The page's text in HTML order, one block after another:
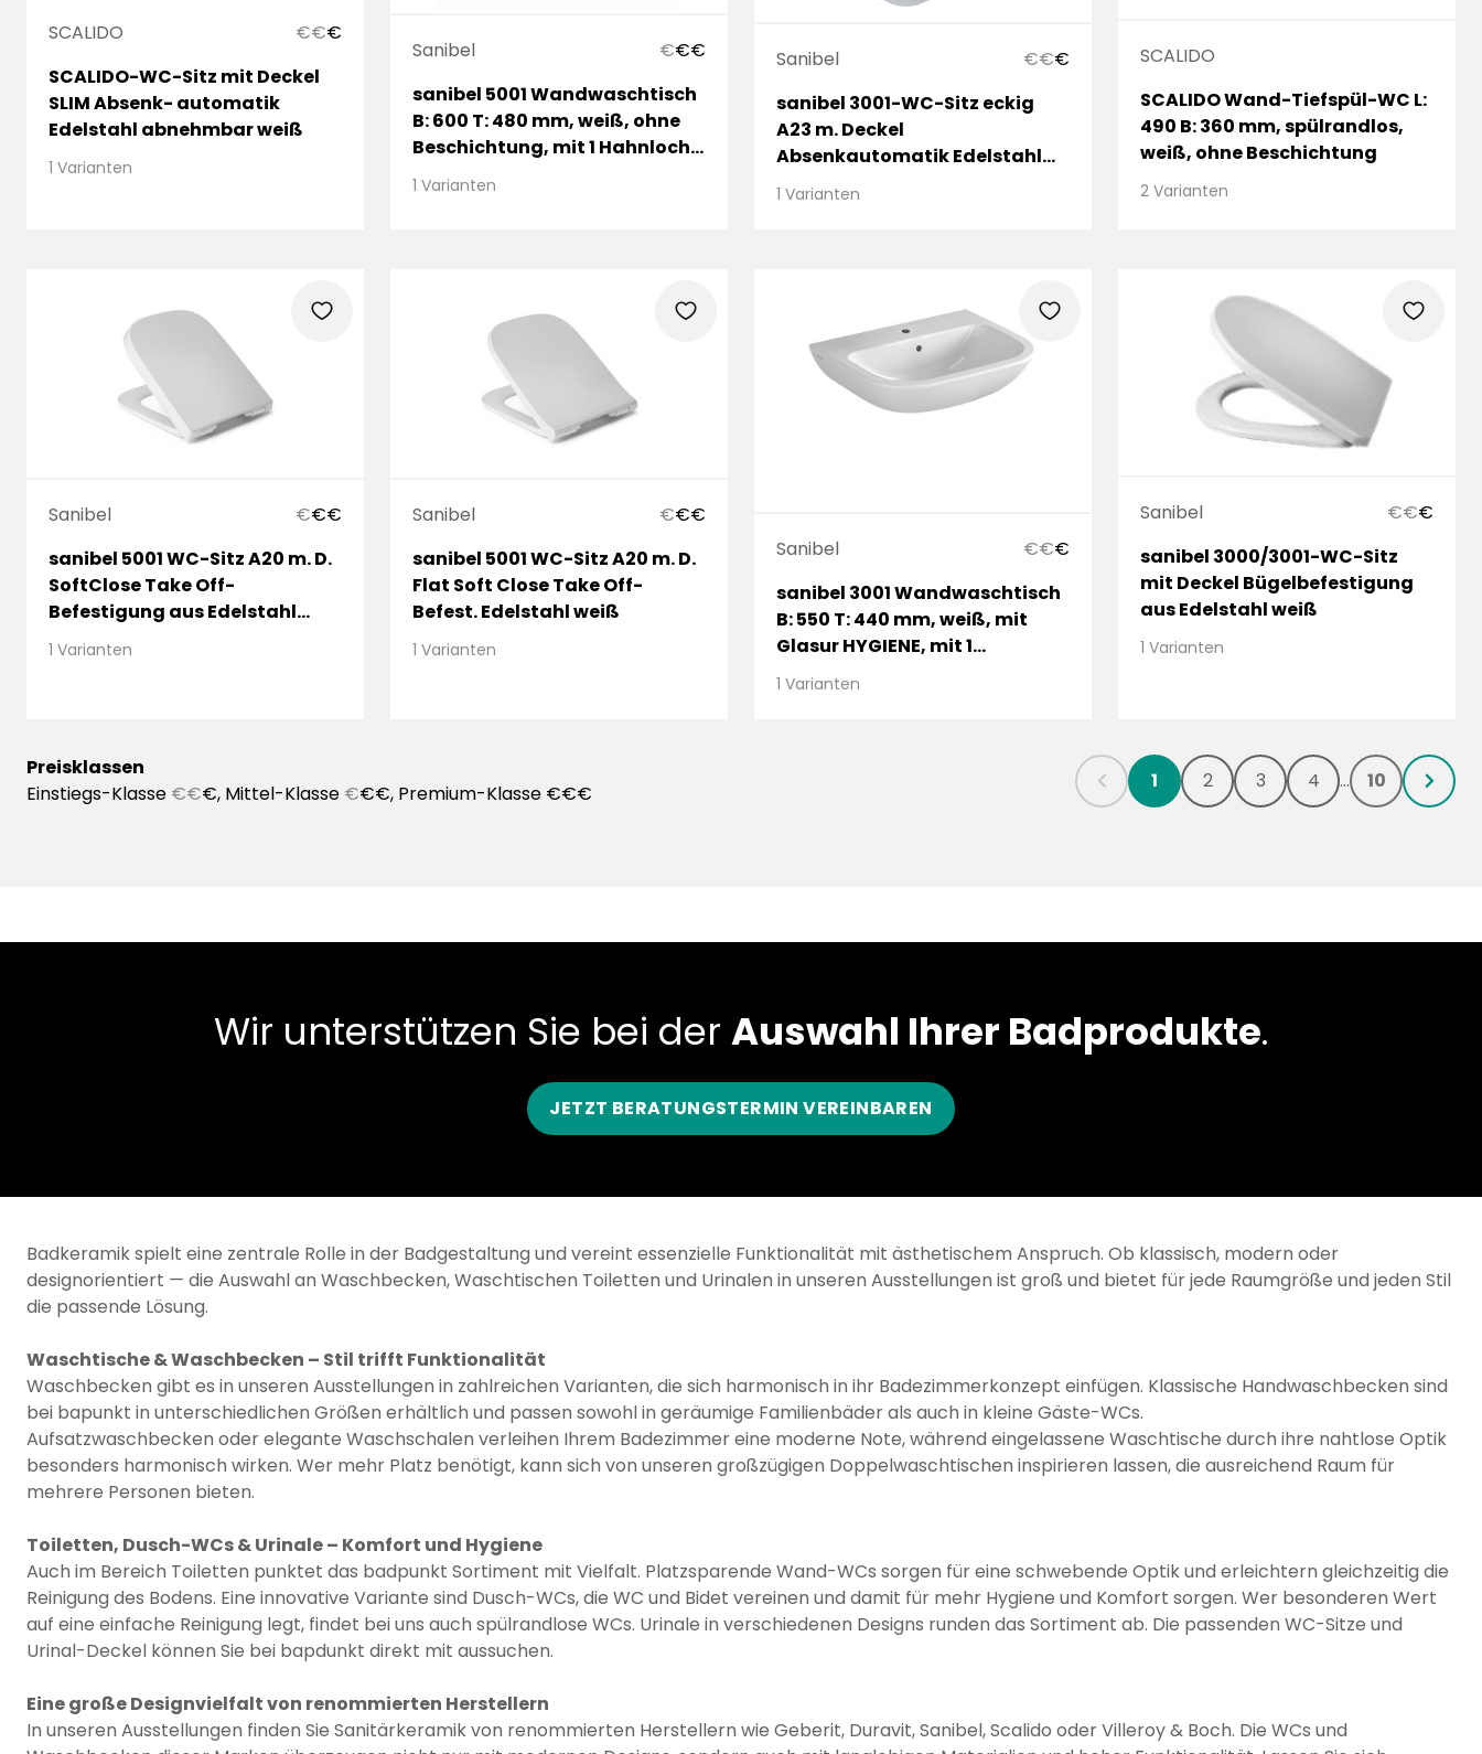
SCALIDO €€€
SCALIDO-WC-Sitz mit Deckel
SLIM Absenk- automatik
Edelstahl abnehmbar weiß
1 Varianten
Sanibel €€€
sanibel 5001 Wandwaschtisch
B: 600 T: 480 mm, weiß, ohne
Beschichtung, mit 1 Hahnloch,
mit Überlauf
1 Varianten
Sanibel €€€
sanibel 3001-WC-Sitz eckig
A23 m. Deckel
Absenkautomatik Edelstahl
abnehmbar weiß
1 Varianten
SCALIDO
SCALIDO Wand-Tiefspül-WC L:
490 B: 360 mm, spülrandlos,
weiß, ohne Beschichtung
2 Varianten
heart
Sanibel €€€
sanibel 5001 WC-Sitz A20 m. D.
SoftClose Take Off-
Befestigung aus Edelstahl
weiß
1 Varianten
heart
Sanibel €€€
sanibel 5001 WC-Sitz A20 m. D.
Flat Soft Close Take Off-
Befest. Edelstahl weiß
1 Varianten
heart
Sanibel €€€
sanibel 3001 Wandwaschtisch
B: 550 T: 440 mm, weiß, mit
Glasur HYGIENE, mit 1
Hahnloch, mit Überlauf
1 Varianten
heart
Sanibel €€€
sanibel 3000/3001-WC-Sitz
mit Deckel Bügelbefestigung
aus Edelstahl weiß
1 Varianten
chevronLeft 1 2 3 4 ... 10 chevronRight
Preisklassen
Einstiegs-Klasse €€€, Mittel-Klasse €€€, Premium-Klasse €€€
Wir unterstützen Sie bei der Auswahl Ihrer Badprodukte.
JETZT BERATUNGSTERMIN VEREINBAREN
Badkeramik spielt eine zentrale Rolle in der Badgestaltung und vereint essenzielle Funktionalität mit ästhetischem Anspruch. Ob klassisch, modern oder
designorientiert — die Auswahl an Waschbecken, Waschtischen Toiletten und Urinalen in unseren Ausstellungen ist groß und bietet für jede Raumgröße und jeden Stil
die passende Lösung.
Waschtische & Waschbecken – Stil trifft Funktionalität
Waschbecken gibt es in unseren Ausstellungen in zahlreichen Varianten, die sich harmonisch in ihr Badezimmerkonzept einfügen. Klassische Handwaschbecken sind
bei bapunkt in unterschiedlichen Größen erhältlich und passen sowohl in geräumige Familienbäder als auch in kleine Gäste-WCs.
Aufsatzwaschbecken oder elegante Waschschalen verleihen Ihrem Badezimmer eine moderne Note, während eingelassene Waschtische durch ihre nahtlose Optik
besonders harmonisch wirken. Wer mehr Platz benötigt, kann sich von unseren großzügigen Doppelwaschtischen inspirieren lassen, die ausreichend Raum für
mehrere Personen bieten.
Toiletten, Dusch-WCs & Urinale – Komfort und Hygiene
Auch im Bereich Toiletten punktet das badpunkt Sortiment mit Vielfalt. Platzsparende Wand-WCs sorgen für eine schwebende Optik und erleichtern gleichzeitig die
Reinigung des Bodens. Eine innovative Variante sind Dusch-WCs, die WC und Bidet vereinen und damit für mehr Hygiene und Komfort sorgen. Wer besonderen Wert
auf eine einfache Reinigung legt, findet bei uns auch spülrandlose WCs. Urinale in verschiedenen Designs runden das Sortiment ab. Die passenden WC-Sitze und
Urinal-Deckel können Sie bei bapdunkt direkt mit aussuchen.
Eine große Designvielfalt von renommierten Herstellern
In unseren Ausstellungen finden Sie Sanitärkeramik von renommierten Herstellern wie Geberit, Duravit, Sanibel, Scalido oder Villeroy & Boch. Die WCs und